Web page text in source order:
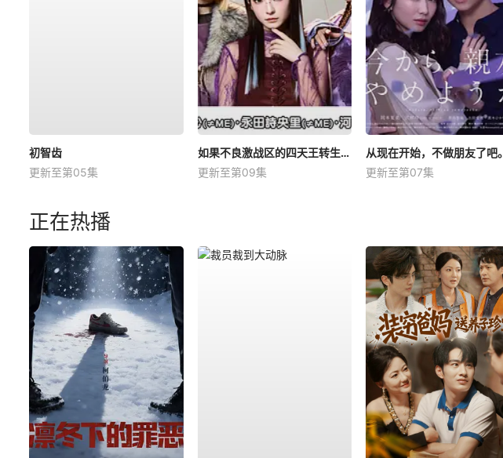
初智齿
更新至第05集
如果不良激战区的四天王转生成了偶像团体？
更新至第09集
从现在开始，不做朋友了吧。
更新至第07集
正在热播